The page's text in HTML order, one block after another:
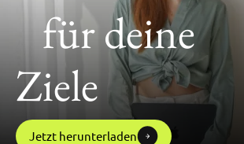
für deine
Ziele
Jetzt herunterladen